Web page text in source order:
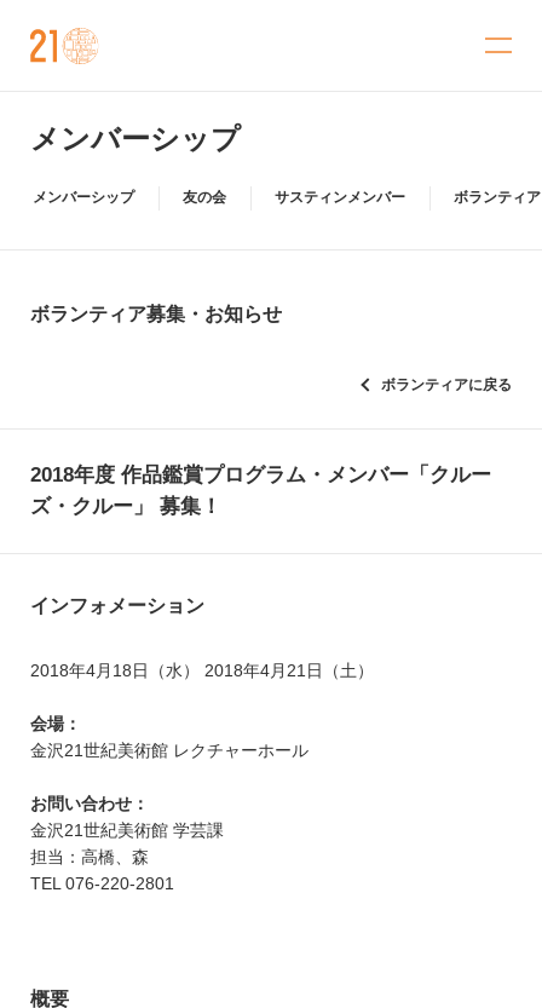
メンバーシップ
メンバーシップ 友の会 サスティンメンバー ボランティア
ボランティア募集・お知らせ
ボランティアに戻る
2018年度 作品鑑賞プログラム・メンバー「クルー
ズ・クルー」 募集！
インフォメーション
2018年4月18日（水） 2018年4月21日（土）
会場：
金沢21世紀美術館 レクチャーホール
お問い合わせ：
金沢21世紀美術館 学芸課
担当：高橋、森
TEL 076-220-2801
概要